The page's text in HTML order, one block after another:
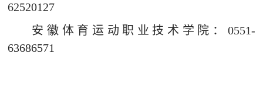
62520127
安徽体育运动职业技术学院： 0551-
63686571